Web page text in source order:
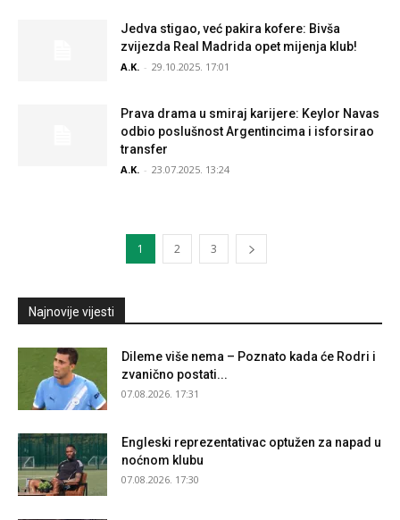
Jedva stigao, već pakira kofere: Bivša
zvijezda Real Madrida opet mijenja klub!
A.K. - 29.10.2025. 17:01
Prava drama u smiraj karijere: Keylor Navas
odbio poslušnost Argentincima i isforsirao
transfer
A.K. - 23.07.2025. 13:24
1 2 3
Najnovije vijesti
Dileme više nema – Poznato kada će Rodri i
zvanično postati...
07.08.2026. 17:31
Engleski reprezentativac optužen za napad u
noćnom klubu
07.08.2026. 17:30